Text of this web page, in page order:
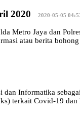
2020 2020-05-05
Metro Jaya dan
atau berita
Informatika
terkait Covid-19